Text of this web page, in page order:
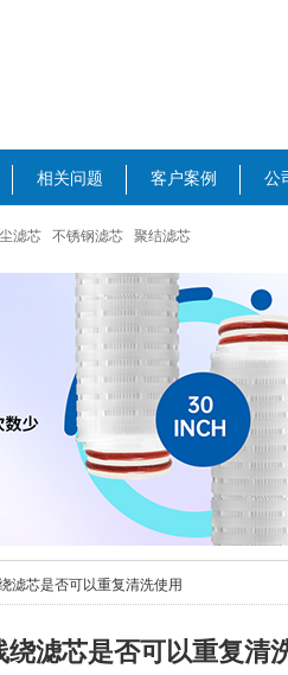
相关问题 客户案例 公
滤芯 不锈钢滤芯 聚结滤芯
滤芯是否可以重复清洗使用
绕滤芯是否可以重复清